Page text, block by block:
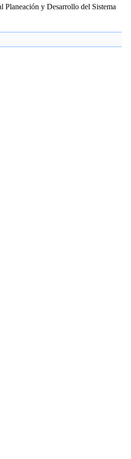
Planeación y Desarrollo del Sistema